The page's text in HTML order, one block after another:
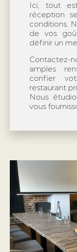
Ici, tout
réception
conditions.
de vos
définir un
amples
confier
restaurant
Nous
vous